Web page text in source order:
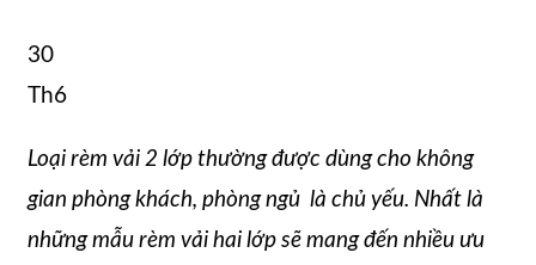
30
Th6
Loại rèm vải 2 lớp thường được dùng cho không
gian phòng khách, phòng ngủ là chủ yếu. Nhất là
những mẫu rèm vải hai lớp sẽ mang đến nhiều ưu